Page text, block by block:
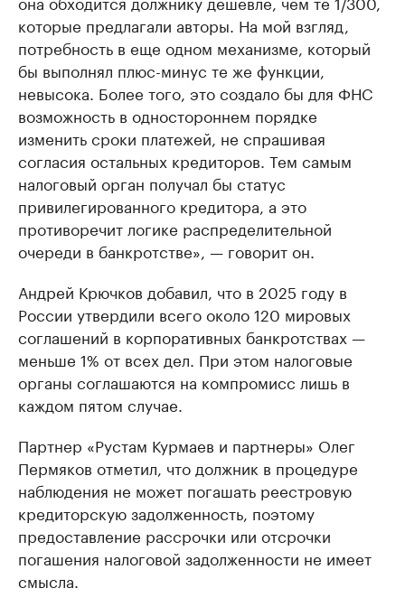
которые предлагали авторы. На мой взгляд,
потребность в еще одном механизме, который
бы выполнял плюс-минус те же функции,
невысока. Более того, это создало бы для ФНС
возможность в одностороннем порядке
изменить сроки платежей, не спрашивая
согласия остальных кредиторов. Тем самым
налоговый орган получал бы статус
привилегированного кредитора, а это
противоречит логике распределительной
очереди в банкротстве», — говорит он.
Андрей Крючков добавил, что в 2025 году в
России утвердили всего около 120 мировых
соглашений в корпоративных банкротствах —
меньше 1% от всех дел. При этом налоговые
органы соглашаются на компромисс лишь в
каждом пятом случае.
Партнер «Рустам Курмаев и партнеры» Олег
Пермяков отметил, что должник в процедуре
наблюдения не может погашать реестровую
кредиторскую задолженность, поэтому
предоставление рассрочки или отсрочки
погашения налоговой задолженности не имеет
смысла.